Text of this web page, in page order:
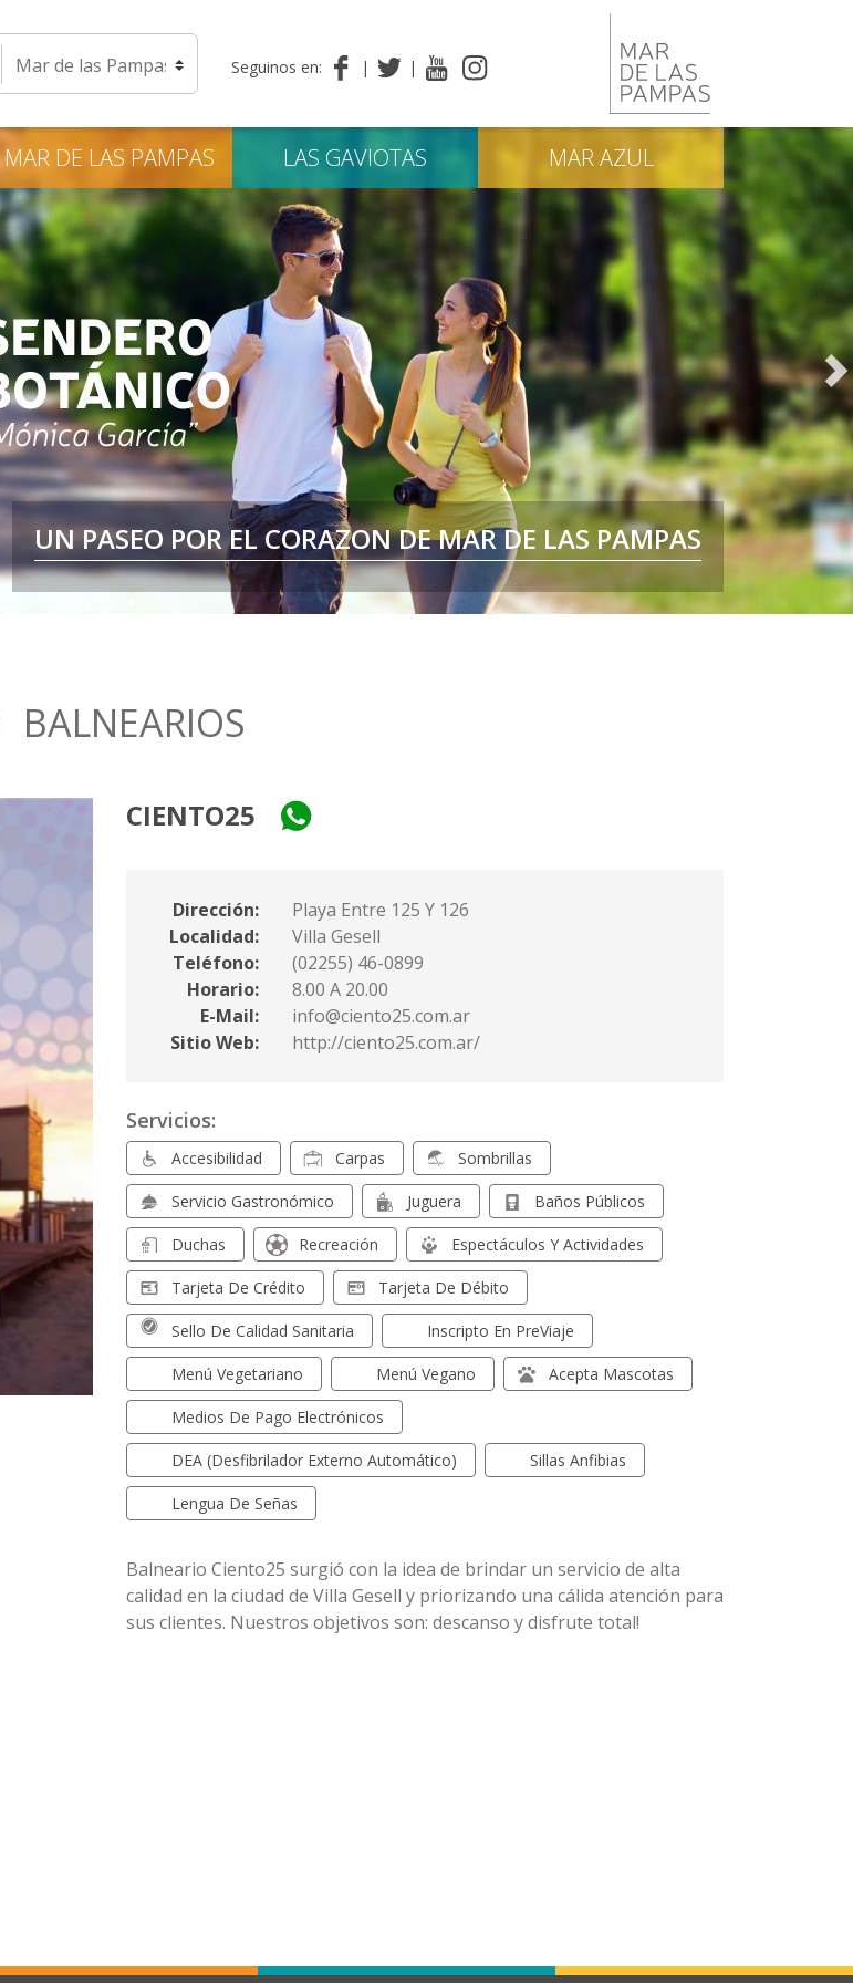
Seleccione una localidad
Seguinos en:
POR ESO, CUIDAMOS SU IDENTIDAD
MAR DE LAS PAMPAS
VIVIR SIN PRISA
UN PASEO POR EL CORAZON DE MAR DE LAS PAMPAS
MAR DE LAS PAMPAS LAS GAVIOTAS MARAZUL
BALNEARIOS
CIENTO25
Dirección:
Playa Entre 125 Y 126
Localidad:
Villa Gesell
Teléfono:
(02255) 46-0899
Horario:
8.00 A 20.00
E-Mail:
info@ciento25.com.ar
Sitio Web:
http://ciento25.com.ar/
Servicios:
Accesibilidad Carpas Sombrillas
Servicio Gastronómico Juguera Baños Públicos
Duchas Recreación Espectáculos Y Actividades
Tarjeta De Crédito Tarjeta De Débito
Sello De Calidad Sanitaria Inscripto En PreViaje
Menú Vegetariano Menú Vegano Acepta Mascotas
Medios De Pago Electrónicos
DEA (Desfibrilador Externo Automático) Sillas Anfibias
Lengua De Señas
Balneario Ciento25 surgió con la idea de brindar un servicio de alta
calidad en la ciudad de Villa Gesell y priorizando una cálida atención para
sus clientes. Nuestros objetivos son: descanso y disfrute total!